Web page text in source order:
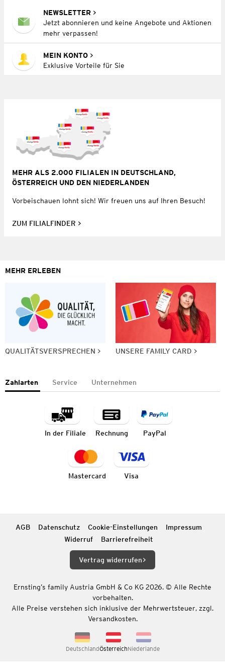
NEWSLETTER
Jetzt abonnieren und keine Angebote und Aktionen
mehr verpassen!
MEIN KONTO
Exklusive Vorteile für Sie
MEHR ALS 2.000 FILIALEN IN DEUTSCHLAND,
ÖSTERREICH UND DEN NIEDERLANDEN
Vorbeischauen lohnt sich! Wir freuen uns auf Ihren Besuch!
ZUM FILIALFINDER
MEHR ERLEBEN
QUALITÄTSVERSPRECHEN UNSERE FAMILY CARD
Zahlarten Service Unternehmen
In der Filiale Rechnung PayPal
Mastercard Visa
AGB Datenschutz Cookie-Einstellungen
Impressum
Widerruf
Barrierefreiheit
Vertrag widerrufen
Ernsting’s family Austria GmbH & Co KG 2026. © Alle Rechte
vorbehalten.
Alle Preise verstehen sich inklusive der Mehrwertsteuer, zzgl.
Versandkosten.
DeutschlandÖsterreichNiederlande